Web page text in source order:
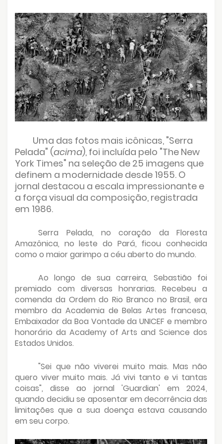
Uma das fotos mais icônicas, "Serra
Pelada" (acima), foi incluída pelo "The New
York Times" na seleção de 25 imagens que
definem a modernidade desde 1955. O
jornal destacou a escala impressionante e
a força visual da composição, registrada
em 1986.
Serra Pelada, no coração da Floresta
Amazônica, no leste do Pará, ficou conhecida
como o maior garimpo a céu aberto do mundo.
Ao longo de sua carreira, Sebastião foi
premiado com diversas honrarias. Recebeu a
comenda da Ordem do Rio Branco no Brasil, era
membro da Academia de Belas Artes francesa,
Embaixador da Boa Vontade da UNICEF e membro
honorário da Academy of Arts and Science dos
Estados Unidos.
"Sei que não viverei muito mais. Mas não
quero viver muito mais. Já vivi tanto e vi tantas
coisas", disse ao jornal 'Guardian' em 2024,
quando decidiu se aposentar em decorrência das
limitações que a sua doença estava causando
em seu corpo.